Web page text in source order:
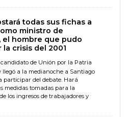
todas sus fichas a
ministro de
el hombre que pudo
crisis del 2001
candidato de Unión por la Patria
llegó a la medianoche a Santiago
participar del debate. Hará
medidas tomadas para la
los ingresos de trabajadores y